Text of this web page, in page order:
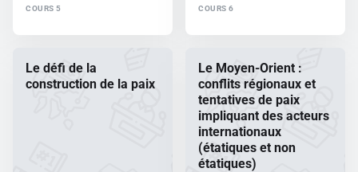
COURS 5 COURS 6
Le défi de la
construction de la paix
Le Moyen-Orient :
conflits régionaux et
tentatives de paix
impliquant des acteurs
internationaux
(étatiques et non
étatiques)